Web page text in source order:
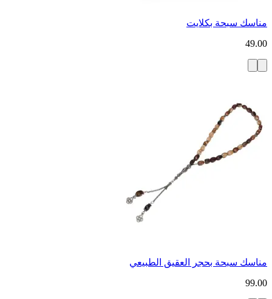
مناسك سبحة بكلايت
49.00
مناسك سبحة بحجر العقيق الطبيعي
99.00